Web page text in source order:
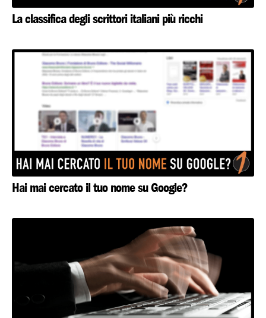
La classifica degli scrittori italiani più ricchi
Hai mai cercato il tuo nome su Google?